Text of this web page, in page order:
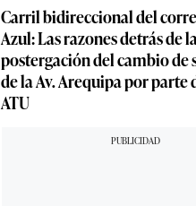
Carril bidireccional del
Azul: Las razones detrás de
postergación del cambio de
de la Av. Arequipa por parte
ATU